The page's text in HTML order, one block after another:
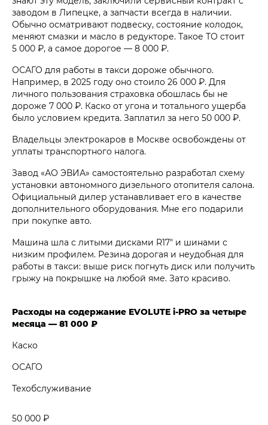
заводом в Липецке, а запчасти всегда в наличии.
Обычно осматривают подвеску, состояние колодок,
меняют смазки и масло в редукторе. Такое ТО стоит
5 000 ₽, а самое дорогое — 8 000 ₽.
ОСАГО для работы в такси дороже обычного.
Например, в 2025 году оно стоило 26 000 ₽. Для
личного пользования страховка обошлась бы не
дороже 7 000 ₽. Каско от угона и тотального ущерба
было условием кредита. Заплатил за него 50 000 ₽.
Владельцы электрокаров в Москве освобождены от
уплаты транспортного налога.
Завод «АО ЭВИА» самостоятельно разработал схему
установки автономного дизельного отопителя салона.
Официальный дилер устанавливает его в качестве
дополнительного оборудования. Мне его подарили
при покупке авто.
Машина шла с литыми дисками R17″ и шинами с
низким профилем. Резина дорогая и неудобная для
работы в такси: выше риск погнуть диск или получить
грыжу на покрышке на любой яме. Зато красиво.
Расходы на содержание EVOLUTE i‑PRO за четыре
месяца — 81 000 ₽
Каско
ОСАГО
Техобслуживание
50 000 ₽